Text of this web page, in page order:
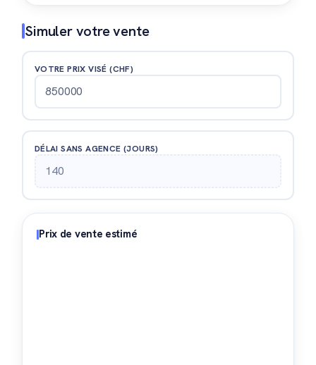
Simuler votre vente
VOTRE PRIX VISÉ (CHF)
DÉLAI SANS AGENCE (JOURS)
Prix de vente estimé